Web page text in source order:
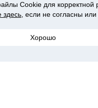
Cookie для корректной
здесь , если не согласны или
Хорошо